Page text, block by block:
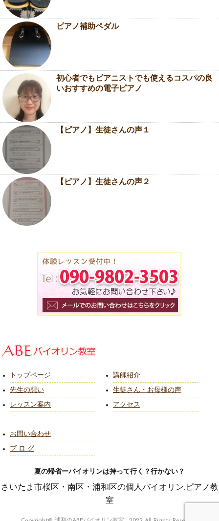
ピアノ補助ペダル
初心者でもピアニストでも使えるコスパの良
いおすすめの電子ピアノ
【ピアノ】生徒さんの声１
【ピアノ】生徒さんの声２
トップページ
先生の想い
レッスン案内
講師紹介
生徒さん・お母様の声
アクセス
お問い合わせ
ブ ロ グ
夏の帰省ーバイオリンは持って行く？行かない？
さいたま市桜区・南区・浦和区の個人バイオリン.ピアノ教
室